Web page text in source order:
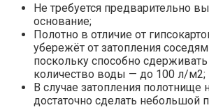
Не требуется предварительно
основание;
Полотно в отличие от
убережёт от затопления
поскольку способно
количество воды — до 100 л/м2;
В случае затопления полотнище
достаточно сделать небольшой